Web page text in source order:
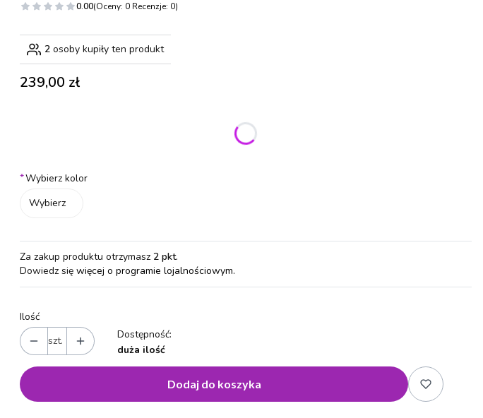
0.00(Oceny: 0 Recenzje: 0)
2 osoby kupiły ten produkt
Cena
239,00 zł
*Wybierz kolor
Wybierz
Za zakup produktu otrzymasz 2 pkt.
Dowiedz się więcej o programie lojalnościowym.
Ilość
szt.
Dostępność:
duża ilość
Dodaj do koszyka